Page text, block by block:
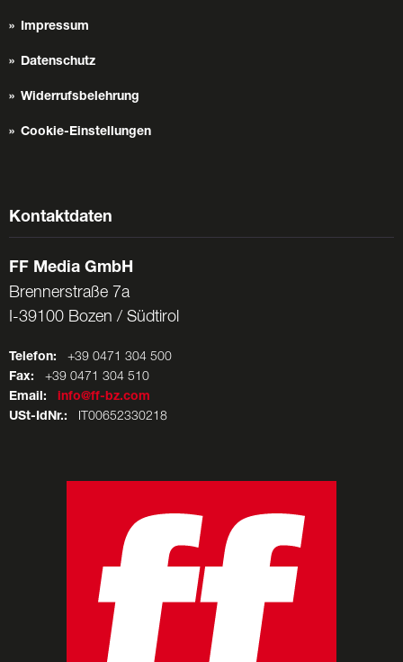
Impressum
Datenschutz
Widerrufsbelehrung
Cookie-Einstellungen
Kontaktdaten
FF Media GmbH
Brennerstraße 7a
I-39100 Bozen / Südtirol
Telefon: +39 0471 304 500
Fax: +39 0471 304 510
Email:
info@ff-bz.com
USt-IdNr.: IT00652330218